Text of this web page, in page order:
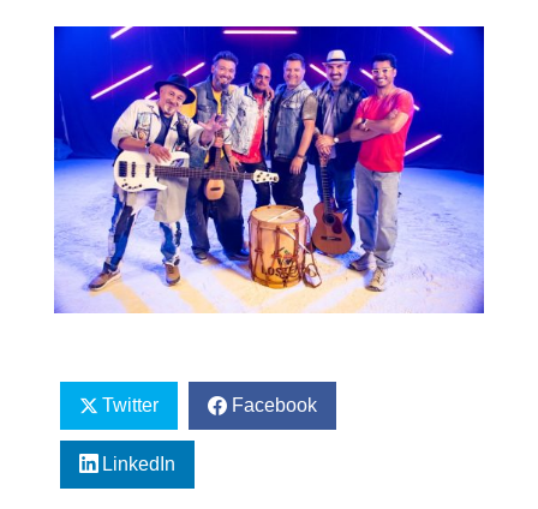
Twitter Facebook
LinkedIn